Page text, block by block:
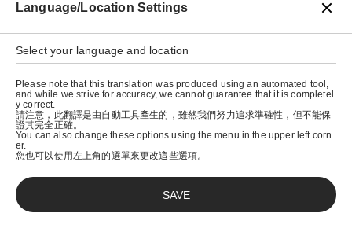
プライバシーポリシー
特定商取引法に基づく表示
会社概要
© graniph inc.
Language/Location Settings
Select your language and location
Please note that this translation was produced using an automated tool,
and while we strive for accuracy, we cannot guarantee that it is completel
y correct.
請注意，此翻譯是由自動工具產生的，雖然我們努力追求準確性，但不能保
證其完全正確。
You can also change these options using the menu in the upper left corn
er.
您也可以使用左上角的選單來更改這些選項。
SAVE